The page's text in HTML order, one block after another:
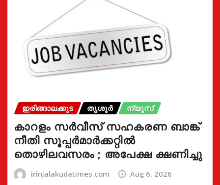
ഇരിങ്ങാലക്കുട തൃശൂർ ന്യൂസ്
കാറളം സർവീസ് സഹകരണ ബാങ്ക്
നീതി സൂപ്പർമാർക്കറ്റിൽ
തൊഴിലവസരം ; അപേക്ഷ ക്ഷണിച്ചു
irinjalakudatimes.com Aug 6, 2026